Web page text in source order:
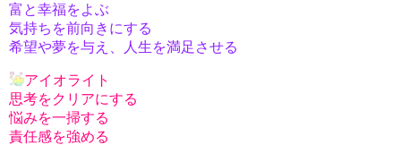
富と幸福をよぶ
気持ちを前向きにする
希望や夢を与え、人生を満足させる
アイオライト
思考をクリアにする
悩みを一掃する
責任感を強める